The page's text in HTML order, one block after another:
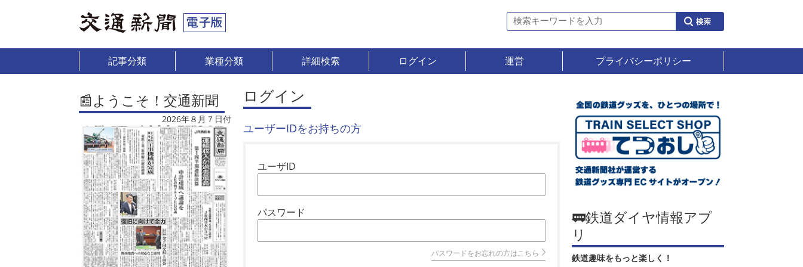
記事分類 業種分類 詳細検索 ログイン 運営 プライバシーポリシー
📰ようこそ！交通新聞
2026年８月７日付
ログイン
ユーザーIDをお持ちの方
ユーザID
パスワード
パスワードをお忘れの方はこちら
🚃鉄道ダイヤ情報アプ
リ
鉄道趣味をもっと楽しく！